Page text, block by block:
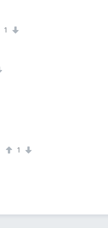
1
1